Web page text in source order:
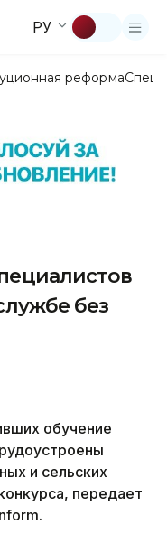
РУ
реформа
без
обучение
и сельских
передает